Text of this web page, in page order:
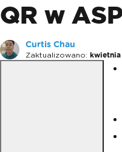
QR w
Curtis Chau
Zaktualizowano: kwietnia